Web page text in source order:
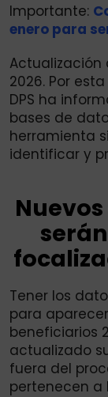
Importante:
enero para
Actualización
2026. Por
DPS ha
bases de
herramienta
identificar y
Tener los
para
beneficiarios
actualizado
fuera del
pertenecen a